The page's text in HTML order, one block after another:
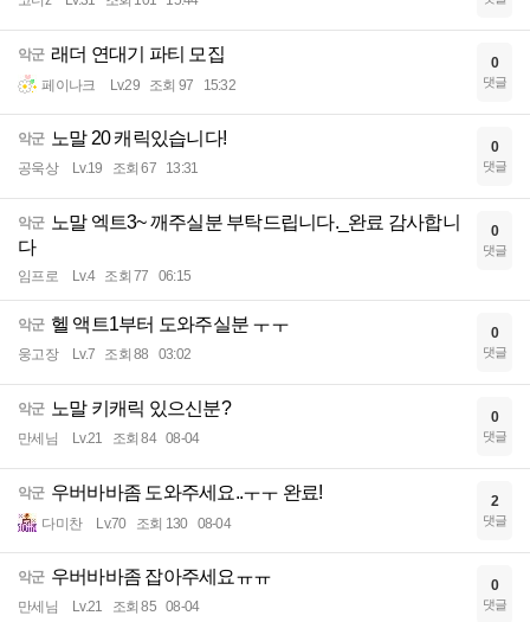
악군 래더 연대기 파티 모집
페이나크 Lv.29 조회 97 15:32
0
댓글
악군 노말 20 캐릭있습니다!
공욱상 Lv.19 조회 67 13:31
0
댓글
악군 노말 엑트3~ 깨주실분 부탁드립니다._완료 감사합니
다
임프로 Lv.4 조회 77 06:15
0
댓글
악군 헬 액트1부터 도와주실분 ㅜㅜ
웅고장 Lv.7 조회 88 03:02
0
댓글
악군 노말 키캐릭 있으신분?
만세님 Lv.21 조회 84 08-04
0
댓글
악군 우버바바좀 도와주세요..ㅜㅜ 완료!
다미찬 Lv.70 조회 130 08-04
2
댓글
악군 우버바바좀 잡아주세요ㅠㅠ
만세님 Lv.21 조회 85 08-04
0
댓글